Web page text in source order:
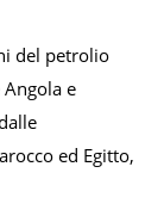
del petrolio
e
ed Egitto,